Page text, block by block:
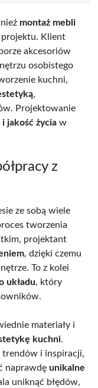
montaż mebli
projektu. Klient
akcesoriów
osobistego
kuchni,
,
Projektowanie
jakość życia w
z
ze sobą wiele
tworzenia
projektant
, dzięki czemu
To z kolei
układu, który
materiały i
kuchni.
trendów i inspiracji,
naprawdę unikalne
uniknąć błędów,